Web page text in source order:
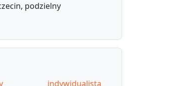
podzielny
indywidualista